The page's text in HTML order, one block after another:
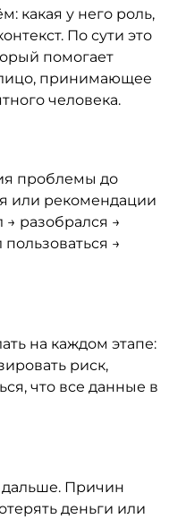
какая у него роль,
По сути это
помогает
принимающее
человека.
проблемы до
или рекомендации
→ разобрался →
→
на каждом этапе:
риск,
что все данные в
дальше. Причин
деньги или